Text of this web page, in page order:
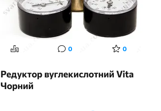
0 0
Редуктор вуглекислотний Vita
Чорний